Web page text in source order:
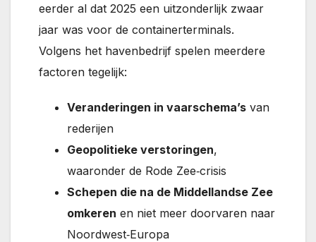
eerder al dat 2025 een uitzonderlijk zwaar
jaar was voor de containerterminals.
Volgens het havenbedrijf spelen meerdere
factoren tegelijk:
Veranderingen in vaarschema’s van
rederijen
Geopolitieke verstoringen,
waaronder de Rode Zee‑crisis
Schepen die na de Middellandse Zee
omkeren en niet meer doorvaren naar
Noordwest‑Europa